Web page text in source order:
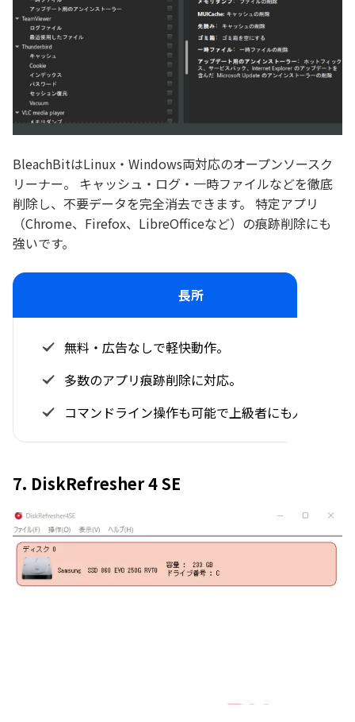
BleachBitはLinux・Windows両対応のオープンソースク
リーナー。 キャッシュ・ログ・一時ファイルなどを徹底
削除し、不要データを完全消去できます。 特定アプリ
（Chrome、Firefox、LibreOfficeなど）の痕跡削除にも
強いです。
長所
無料・広告なしで軽快動作。
多数のアプリ痕跡削除に対応。
コマンドライン操作も可能で上級者にも人気。
7. DiskRefresher 4 SE